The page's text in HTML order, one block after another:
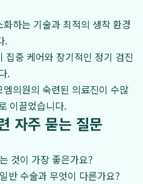
하는 기술과 최적의 생착 환경
.
집중 케어와 장기적인 정기 검진
.
엠의원의 숙련된 의료진이 수많
이끌었습니다.
자주 묻는 질문
것이 가장 좋은가요?
반 수술과 무엇이 다른가요?